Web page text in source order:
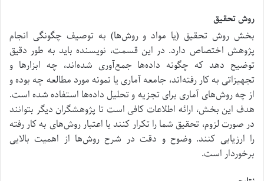
روش تحقیق
بخش روش تحقیق (یا مواد و روش‌ها) به توصیف چگونگی انجام
پژوهش اختصاص دارد. در این قسمت، نویسنده باید به طور دقیق
توضیح دهد که چگونه داده‌ها جمع‌آوری شده‌اند، چه ابزارها و
تجهیزاتی به کار رفته‌اند، جامعه آماری یا نمونه مورد مطالعه چه بوده و
از چه روش‌های آماری برای تجزیه و تحلیل داده‌ها استفاده شده است.
هدف این بخش، ارائه اطلاعات کافی است تا پژوهشگران دیگر بتوانند
در صورت لزوم، تحقیق شما را تکرار کنند یا اعتبار روش‌های به کار رفته
را ارزیابی کنند. وضوح و دقت در شرح روش‌ها از اهمیت بالایی
برخوردار است.